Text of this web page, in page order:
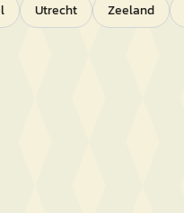
Utrecht Zeeland